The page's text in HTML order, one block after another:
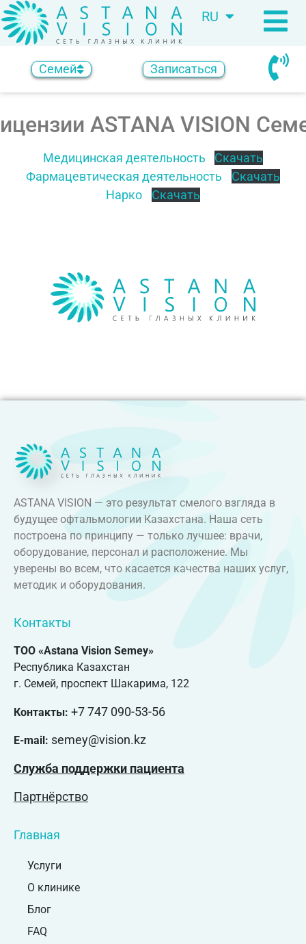
RU
KZ
Семей Записаться
ASTANA VISION
Медицинская деятельность
Скачать
Фармацевтическая деятельность
Скачать
Нарко
Скачать
ASTANA VISION — это результат смелого взгляда в
будущее офтальмологии Казахстана. Наша сеть
построена по принципу — только лучшее: врачи,
оборудование, персонал и расположение. Мы
уверены во всем, что касается качества наших услуг,
методик и оборудования.
Контакты
ТОО «Astana Vision Semey»
Республика Казахстан
г. Семей, проспект Шакарима, 122
Контакты: +7 747 090-53-56
E-mail: semey@vision.kz
Служба поддержки пациента
Партнёрство
Главная
Услуги
О клинике
Блог
FAQ